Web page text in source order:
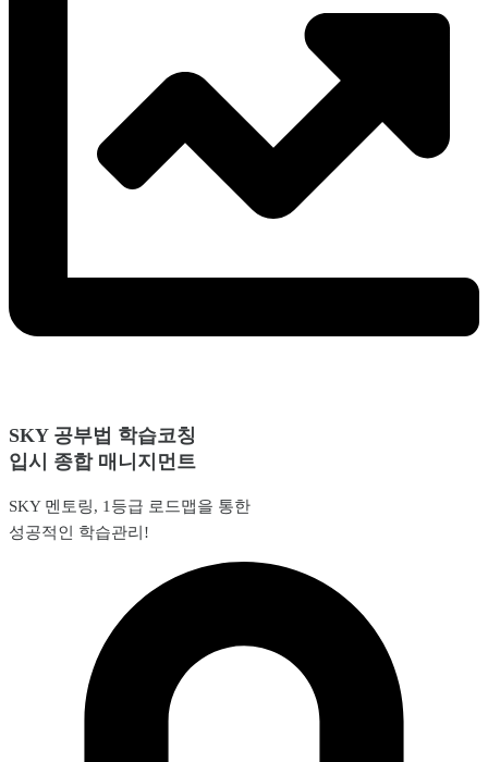
SKY 공부법 학습코칭
입시 종합 매니지먼트
SKY 멘토링, 1등급 로드맵을 통한
성공적인 학습관리!